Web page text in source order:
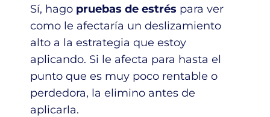
Sí, hago pruebas de estrés para ver
como le afectaría un deslizamiento
alto a la estrategia que estoy
aplicando. Si le afecta para hasta el
punto que es muy poco rentable o
perdedora, la elimino antes de
aplicarla.